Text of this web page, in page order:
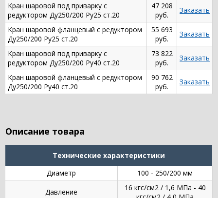
Кран шаровой под приварку с
редуктором Ду250/200 Ру25 ст.20
47 208
руб.
Заказать
Кран шаровой фланцевый с редуктором
Ду250/200 Ру25 ст.20
55 693
руб.
Заказать
Кран шаровой под приварку с
редуктором Ду250/200 Ру40 ст.20
73 822
руб.
Заказать
Кран шаровой фланцевый с редуктором
Ду250/200 Ру40 ст.20
90 762
руб.
Заказать
Описание товара
Технические характеристики
Диаметр
100 - 250/200 мм
Давление
16 кгс/см2 / 1,6 МПа - 40